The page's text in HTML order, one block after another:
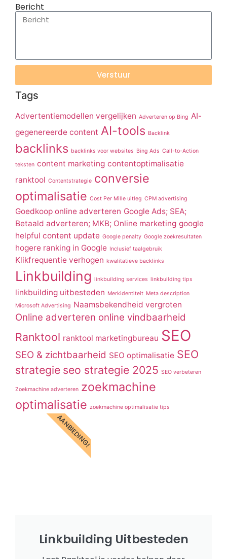
Bericht
Verstuur
Tags
Advertentiemodellen vergelijken Adverteren op Bing AI-
gegenereerde content AI-tools Backlink
backlinks backlinks voor websites Bing Ads Call-to-Action
teksten content marketing contentoptimalisatie
ranktool Contentstrategie conversie
optimalisatie Cost Per Mille uitleg CPM advertising
Goedkoop online adverteren Google Ads; SEA;
Betaald adverteren; MKB; Online marketing google
helpful content update Google penalty Google zoekresultaten
hogere ranking in Google Inclusief taalgebruik
Klikfrequentie verhogen kwalitatieve backlinks
Linkbuilding linkbuilding services linkbuilding tips
linkbuilding uitbesteden Merkidentiteit Meta description
Microsoft Advertising Naamsbekendheid vergroten
Online adverteren online vindbaarheid
Ranktool ranktool marketingbureau SEO
SEO & zichtbaarheid SEO optimalisatie SEO
strategie seo strategie 2025 SEO verbeteren
Zoekmachine adverteren zoekmachine
optimalisatie zoekmachine optimalisatie tips
Linkbuilding Uitbesteden
AANBIEDING!